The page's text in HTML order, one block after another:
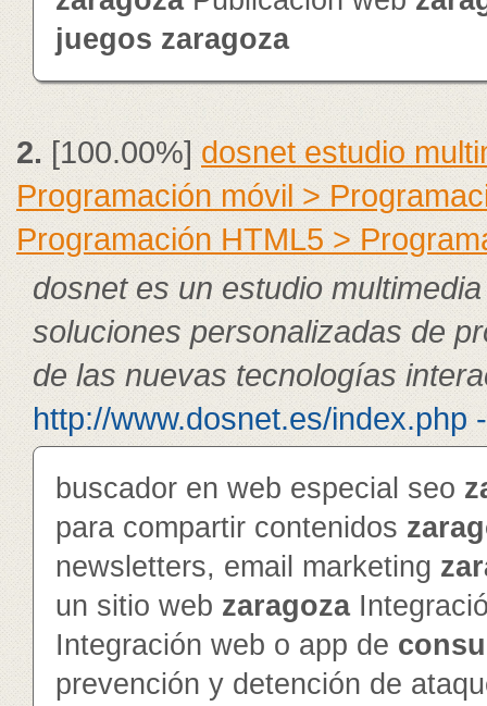
juegos zaragoza
2.[100.00%] dosnet estudio
Programación móvil >
Programación HTML5 >
dosnet es un estudio
soluciones personalizadas de
de las nuevas tecnologías
http://www.dosnet.es/index.php
buscador en web especial seo
para compartir contenidos
newsletters, email marketing
un sitio web zaragoza
Integración web o app de
prevención y detención de